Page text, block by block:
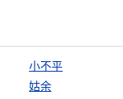
小不平
姑余